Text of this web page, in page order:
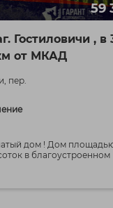
59
Гостиловичи , в
от МКАД
пер.
дом ! Дом
в благоустроенном